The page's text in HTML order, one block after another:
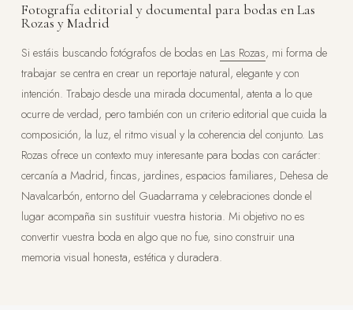
Fotografía editorial y documental para bodas en Las
Rozas y Madrid
Si estáis buscando fotógrafos de bodas en Las Rozas, mi forma de
trabajar se centra en crear un reportaje natural, elegante y con
intención. Trabajo desde una mirada documental, atenta a lo que
ocurre de verdad, pero también con un criterio editorial que cuida la
composición, la luz, el ritmo visual y la coherencia del conjunto. Las
Rozas ofrece un contexto muy interesante para bodas con carácter:
cercanía a Madrid, fincas, jardines, espacios familiares, Dehesa de
Navalcarbón, entorno del Guadarrama y celebraciones donde el
lugar acompaña sin sustituir vuestra historia. Mi objetivo no es
convertir vuestra boda en algo que no fue, sino construir una
memoria visual honesta, estética y duradera.